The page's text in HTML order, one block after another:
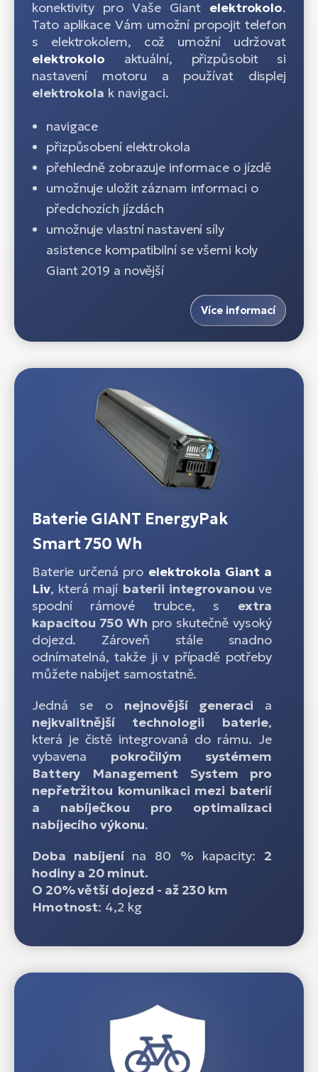
konektivity pro Vaše Giant elektrokolo.
Tato aplikace Vám umožní propojit telefon
s elektrokolem, což umožní udržovat
elektrokolo aktuální, přizpůsobit si
nastavení motoru a používat displej
elektrokola k navigaci.
navigace
přizpůsobení elektrokola
přehledně zobrazuje informace o jízdě
umožnuje uložit záznam informaci o
předchozích jízdách
umožnuje vlastní nastavení síly
asistence kompatibilní se všemi koly
Giant 2019 a novější
Více informací
Baterie GIANT EnergyPak
Smart 750 Wh
Baterie určená pro elektrokola Giant a
Liv, která mají baterii integrovanouve
spodní rámové trubce, s extra
kapacitou 750 Wh pro skutečně vysoký
dojezd. Zároveň stále snadno
odnímatelná, takže ji v případě potřeby
můžete nabíjet samostatně.
Jedná se o nejnovější generaci a
nejkvalitnější technologii baterie,
která je čistě integrovaná do rámu. Je
vybavena pokročilým systémem
Battery Management System pro
nepřetržitou komunikaci mezi baterií
a nabíječkou pro optimalizaci
nabíjecího výkonu.
Doba nabíjení na 80 % kapacity: 2
hodiny a 20 minut.
O 20% větší dojezd - až 230 km
Hmotnost: 4,2 kg